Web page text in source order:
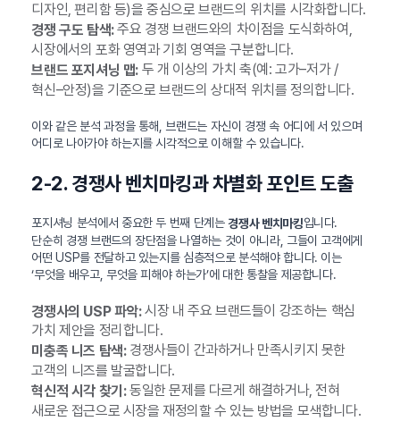
디자인, 편리함 등)을 중심으로 브랜드의 위치를 시각화합니다.
경쟁 구도 탐색:주요 경쟁 브랜드와의 차이점을 도식화하여,
시장에서의 포화 영역과 기회 영역을 구분합니다.
브랜드 포지셔닝 맵:두 개 이상의 가치 축(예: 고가–저가 /
혁신–안정)을 기준으로 브랜드의 상대적 위치를 정의합니다.
이와 같은 분석 과정을 통해, 브랜드는 자신이 경쟁 속 어디에 서 있으며
어디로 나아가야 하는지를 시각적으로 이해할 수 있습니다.
2-2. 경쟁사 벤치마킹과 차별화 포인트 도출
포지셔닝 분석에서 중요한 두 번째 단계는경쟁사 벤치마킹입니다.
단순히 경쟁 브랜드의 장단점을 나열하는 것이 아니라, 그들이 고객에게
어떤 USP를 전달하고 있는지를 심층적으로 분석해야 합니다. 이는
‘무엇을 배우고, 무엇을 피해야 하는가’에 대한 통찰을 제공합니다.
경쟁사의 USP 파악:시장 내 주요 브랜드들이 강조하는 핵심
가치 제안을 정리합니다.
미충족 니즈 탐색:경쟁사들이 간과하거나 만족시키지 못한
고객의 니즈를 발굴합니다.
혁신적 시각 찾기:동일한 문제를 다르게 해결하거나, 전혀
새로운 접근으로 시장을 재정의할 수 있는 방법을 모색합니다.